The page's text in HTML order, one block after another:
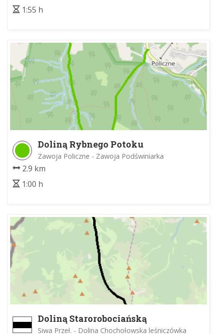
1:55 h
Doliną Rybnego Potoku
Zawoja Policzne - Zawoja Podświniarka
2.9 km
1:00 h
Doliną Starorobociańską
Siwa Przeł. - Dolina Chochołowska leśniczówka